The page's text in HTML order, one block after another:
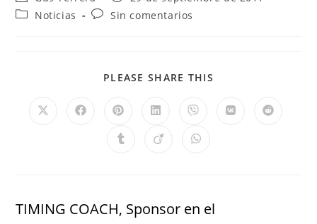
Noticias
Sin comentarios
PLEASE SHARE THIS
TIMING COACH, Sponsor en el